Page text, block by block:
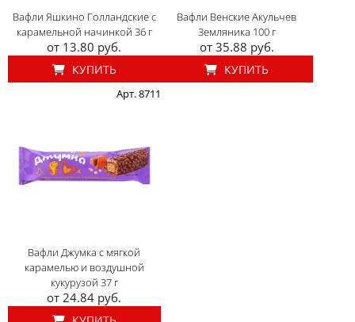
Вафли Яшкино Голландские с
карамельной начинкой 36 г
от 13.80 руб.
КУПИТЬ
Вафли Венские Акульчев
Земляника 100 г
от 35.88 руб.
КУПИТЬ
Арт. 8711
Вафли Джумка с мягкой
карамелью и воздушной
кукурузой 37 г
от 24.84 руб.